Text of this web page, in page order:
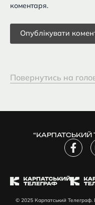
коментаря.
Повернутись на
“КАРПАТСЬКИЙ
F
a
b
© 2025 Карпатський Телеграф.